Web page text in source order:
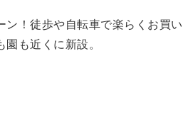
！徒歩や自転車で楽らくお買い
も近くに新設。